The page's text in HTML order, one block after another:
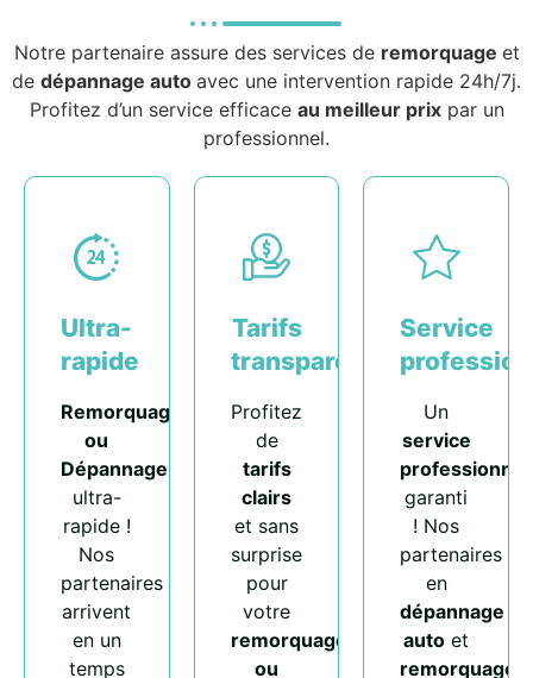
Notre partenaire assure des services de remorquage et
de dépannage auto avec une intervention rapide 24h/7j.
Profitez d’un service efficace au meilleur prixpar un
professionnel.
Ultra-
rapide
Remorquage
ou
Dépannage
ultra-
rapide !
Nos
partenaires
arrivent
en un
temps
Tarifs
transparents
Profitez
de
tarifs
clairs
et sans
surprise
pour
votre
remorquage
ou
Service
Un
service
professionnel
garanti
! Nos
partenaires
en
dépannage
auto et
remorquage